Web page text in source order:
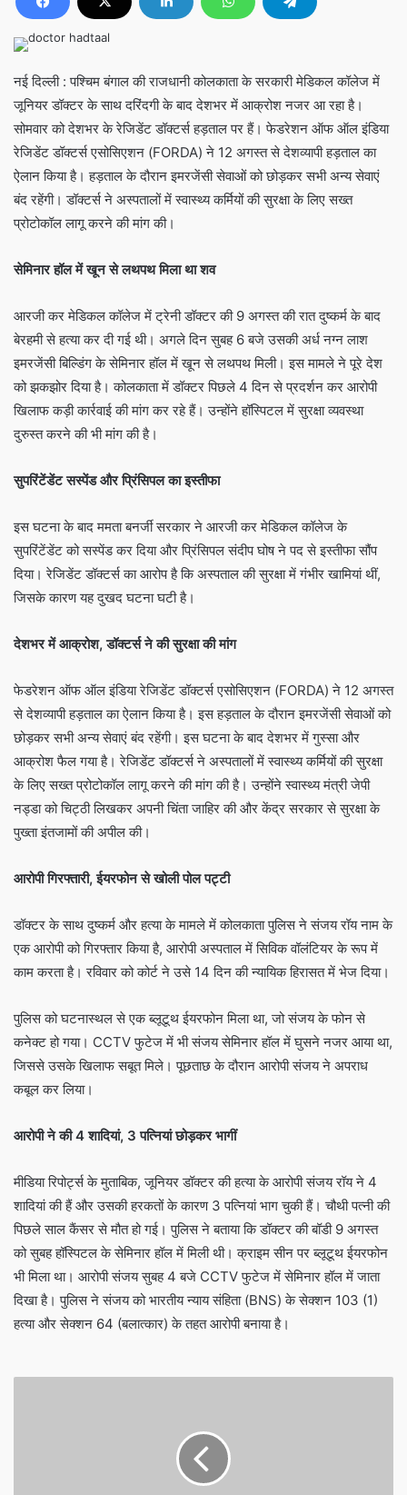
नई दिल्ली : पश्चिम बंगाल की राजधानी कोलकाता के सरकारी मेडिकल कॉलेज में
जूनियर डॉक्टर के साथ दरिंदगी के बाद देशभर में आक्रोश नजर आ रहा है।
सोमवार को देशभर के रेजिडेंट डॉक्टर्स हड़ताल पर हैं। फेडरेशन ऑफ ऑल इंडिया
रेजिडेंट डॉक्टर्स एसोसिएशन (FORDA) ने 12 अगस्त से देशव्यापी हड़ताल का
ऐलान किया है। हड़ताल के दौरान इमरजेंसी सेवाओं को छोड़कर सभी अन्य सेवाएं
बंद रहेंगी। डॉक्टर्स ने अस्पतालों में स्वास्थ्य कर्मियों की सुरक्षा के लिए सख्त
प्रोटोकॉल लागू करने की मांग की।
सेमिनार हॉल में खून से लथपथ मिला था शव
आरजी कर मेडिकल कॉलेज में ट्रेनी डॉक्टर की 9 अगस्त की रात दुष्कर्म के बाद
बेरहमी से हत्या कर दी गई थी। अगले दिन सुबह 6 बजे उसकी अर्ध नग्न लाश
इमरजेंसी बिल्डिंग के सेमिनार हॉल में खून से लथपथ मिली। इस मामले ने पूरे देश
को झकझोर दिया है। कोलकाता में डॉक्टर पिछले 4 दिन से प्रदर्शन कर आरोपी
खिलाफ कड़ी कार्रवाई की मांग कर रहे हैं। उन्होंने हॉस्पिटल में सुरक्षा व्यवस्था
दुरुस्त करने की भी मांग की है।
सुपरिंटेंडेंट सस्पेंड और प्रिंसिपल का इस्तीफा
इस घटना के बाद ममता बनर्जी सरकार ने आरजी कर मेडिकल कॉलेज के
सुपरिंटेंडेंट को सस्पेंड कर दिया और प्रिंसिपल संदीप घोष ने पद से इस्तीफा सौंप
दिया। रेजिडेंट डॉक्टर्स का आरोप है कि अस्पताल की सुरक्षा में गंभीर खामियां थीं,
जिसके कारण यह दुखद घटना घटी है।
देशभर में आक्रोश, डॉक्टर्स ने की सुरक्षा की मांग
फेडरेशन ऑफ ऑल इंडिया रेजिडेंट डॉक्टर्स एसोसिएशन (FORDA) ने 12 अगस्त
से देशव्यापी हड़ताल का ऐलान किया है। इस हड़ताल के दौरान इमरजेंसी सेवाओं को
छोड़कर सभी अन्य सेवाएं बंद रहेंगी। इस घटना के बाद देशभर में गुस्सा और
आक्रोश फैल गया है। रेजिडेंट डॉक्टर्स ने अस्पतालों में स्वास्थ्य कर्मियों की सुरक्षा
के लिए सख्त प्रोटोकॉल लागू करने की मांग की है। उन्होंने स्वास्थ्य मंत्री जेपी
नड्डा को चिट्ठी लिखकर अपनी चिंता जाहिर की और केंद्र सरकार से सुरक्षा के
पुख्ता इंतजामों की अपील की।
आरोपी गिरफ्तारी, ईयरफोन से खोली पोल पट्टी
डॉक्टर के साथ दुष्कर्म और हत्या के मामले में कोलकाता पुलिस ने संजय रॉय नाम के
एक आरोपी को गिरफ्तार किया है, आरोपी अस्पताल में सिविक वॉलंटियर के रूप में
काम करता है। रविवार को कोर्ट ने उसे 14 दिन की न्यायिक हिरासत में भेज दिया।
पुलिस को घटनास्थल से एक ब्लूटूथ ईयरफोन मिला था, जो संजय के फोन से
कनेक्ट हो गया। CCTV फुटेज में भी संजय सेमिनार हॉल में घुसने नजर आया था,
जिससे उसके खिलाफ सबूत मिले। पूछताछ के दौरान आरोपी संजय ने अपराध
कबूल कर लिया।
आरोपी ने की4 शादियां, 3 पत्नियां छोड़कर भागीं
मीडिया रिपोर्ट्स के मुताबिक, जूनियर डॉक्टर की हत्या के आरोपी संजय रॉय ने 4
शादियां की हैं और उसकी हरकतों के कारण 3 पत्नियां भाग चुकी हैं। चौथी पत्नी की
पिछले साल कैंसर से मौत हो गई। पुलिस ने बताया कि डॉक्टर की बॉडी 9 अगस्त
को सुबह हॉस्पिटल के सेमिनार हॉल में मिली थी। क्राइम सीन पर ब्लूटूथ ईयरफोन
भी मिला था। आरोपी संजय सुबह 4 बजे CCTV फुटेज में सेमिनार हॉल में जाता
दिखा है। पुलिस ने संजय को भारतीय न्याय संहिता (BNS) के सेक्शन 103 (1)
हत्या और सेक्शन 64 (बलात्कार) के तहत आरोपी बनाया है।